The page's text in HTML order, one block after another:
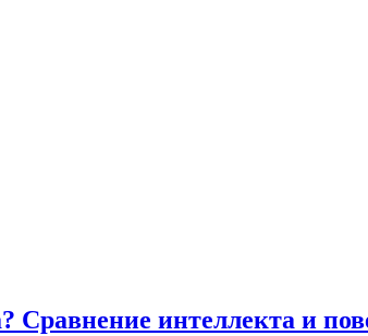
Сравнение интеллекта и